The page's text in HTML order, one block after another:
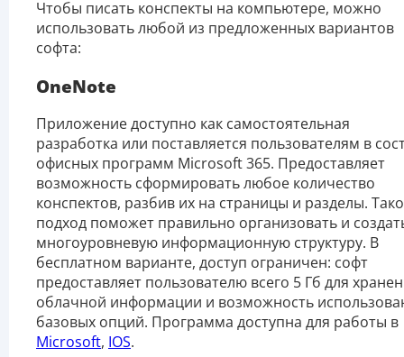
Чтобы писать конспекты на компьютере, можно
использовать любой из предложенных вариантов
софта:
OneNote
Приложение доступно как самостоятельная
разработка или поставляется пользователям в
офисных программ Microsoft 365. Предоставляет
возможность сформировать любое количество
конспектов, разбив их на страницы и разделы.
подход поможет правильно организовать и
многоуровневую информационную структуру. В
бесплатном варианте, доступ ограничен: софт
предоставляет пользователю всего 5 Гб для
облачной информации и возможность
базовых опций. Программа доступна для работы в
Microsoft, IOS.